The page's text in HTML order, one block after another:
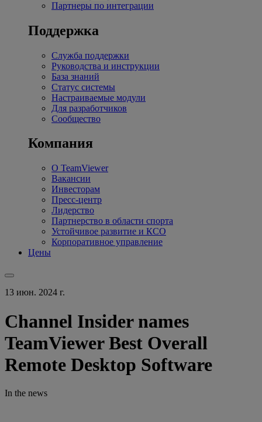
Партнеры по интеграции
Поддержка
Служба поддержки
Руководства и инструкции
База знаний
Статус системы
Настраиваемые модули
Для разработчиков
Сообщество
Компания
О TeamViewer
Вакансии
Инвесторам
Пресс-центр
Лидерство
Партнерство в области спорта
Устойчивое развитие и КСО
Корпоративное управление
Цены
13 июн. 2024 г.
Channel Insider names
TeamViewer Best Overall
Remote Desktop Software
In the news